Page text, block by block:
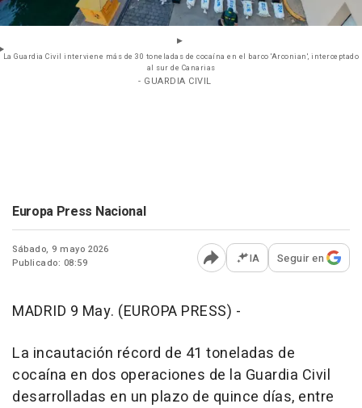
La Guardia Civil interviene más de 30 toneladas de cocaína en el barco 'Arconian', interceptado
al sur de Canarias
- GUARDIA CIVIL
Europa Press Nacional
Sábado, 9 mayo 2026
Publicado: 08:59
Abrir opciones para
IA Seguir en
MADRID 9 May. (EUROPA PRESS) -
La incautación récord de 41 toneladas de
cocaína en dos operaciones de la Guardia Civil
desarrolladas en un plazo de quince días, entre